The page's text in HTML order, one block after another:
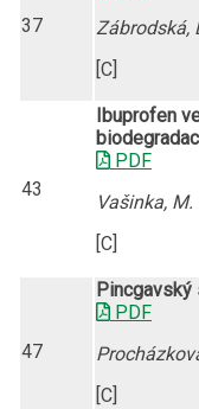
37
Zábrodská,
[C]
43
Ibuprofen
PDF
Vašinka, M.
[C]
47
PDF
[C]